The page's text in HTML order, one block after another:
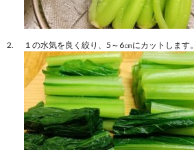
１の水気を良く絞り、5～6㎝にカットします。